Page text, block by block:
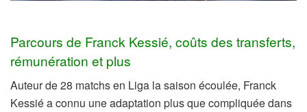
Parcours de Franck Kessié, coûts des transferts,
rémunération et plus
Auteur de 28 matchs en Liga la saison écoulée, Franck
Kessié a connu une adaptation plus que compliquée dans